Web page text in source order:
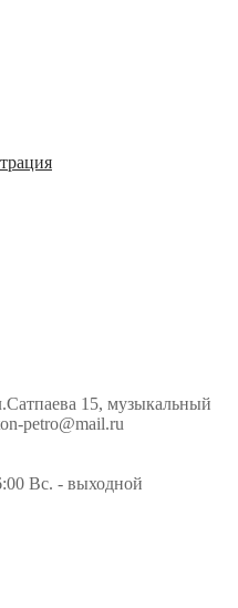
15, музыкальный
petro@mail.ru
Вс. - выходной